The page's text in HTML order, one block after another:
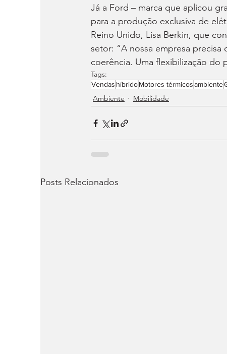
Já a Ford – marca que aplicou
para a produção exclusiva de
Reino Unido, Lisa Berkin, que
setor: “A nossa empresa
coerência. Uma flexibilização do
Tags:
Vendas híbridoMotores térmicosambiente
Ambiente Mobilidade
Posts Relacionados